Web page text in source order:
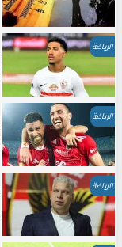
الرياضة
الرياضة
الرياضة